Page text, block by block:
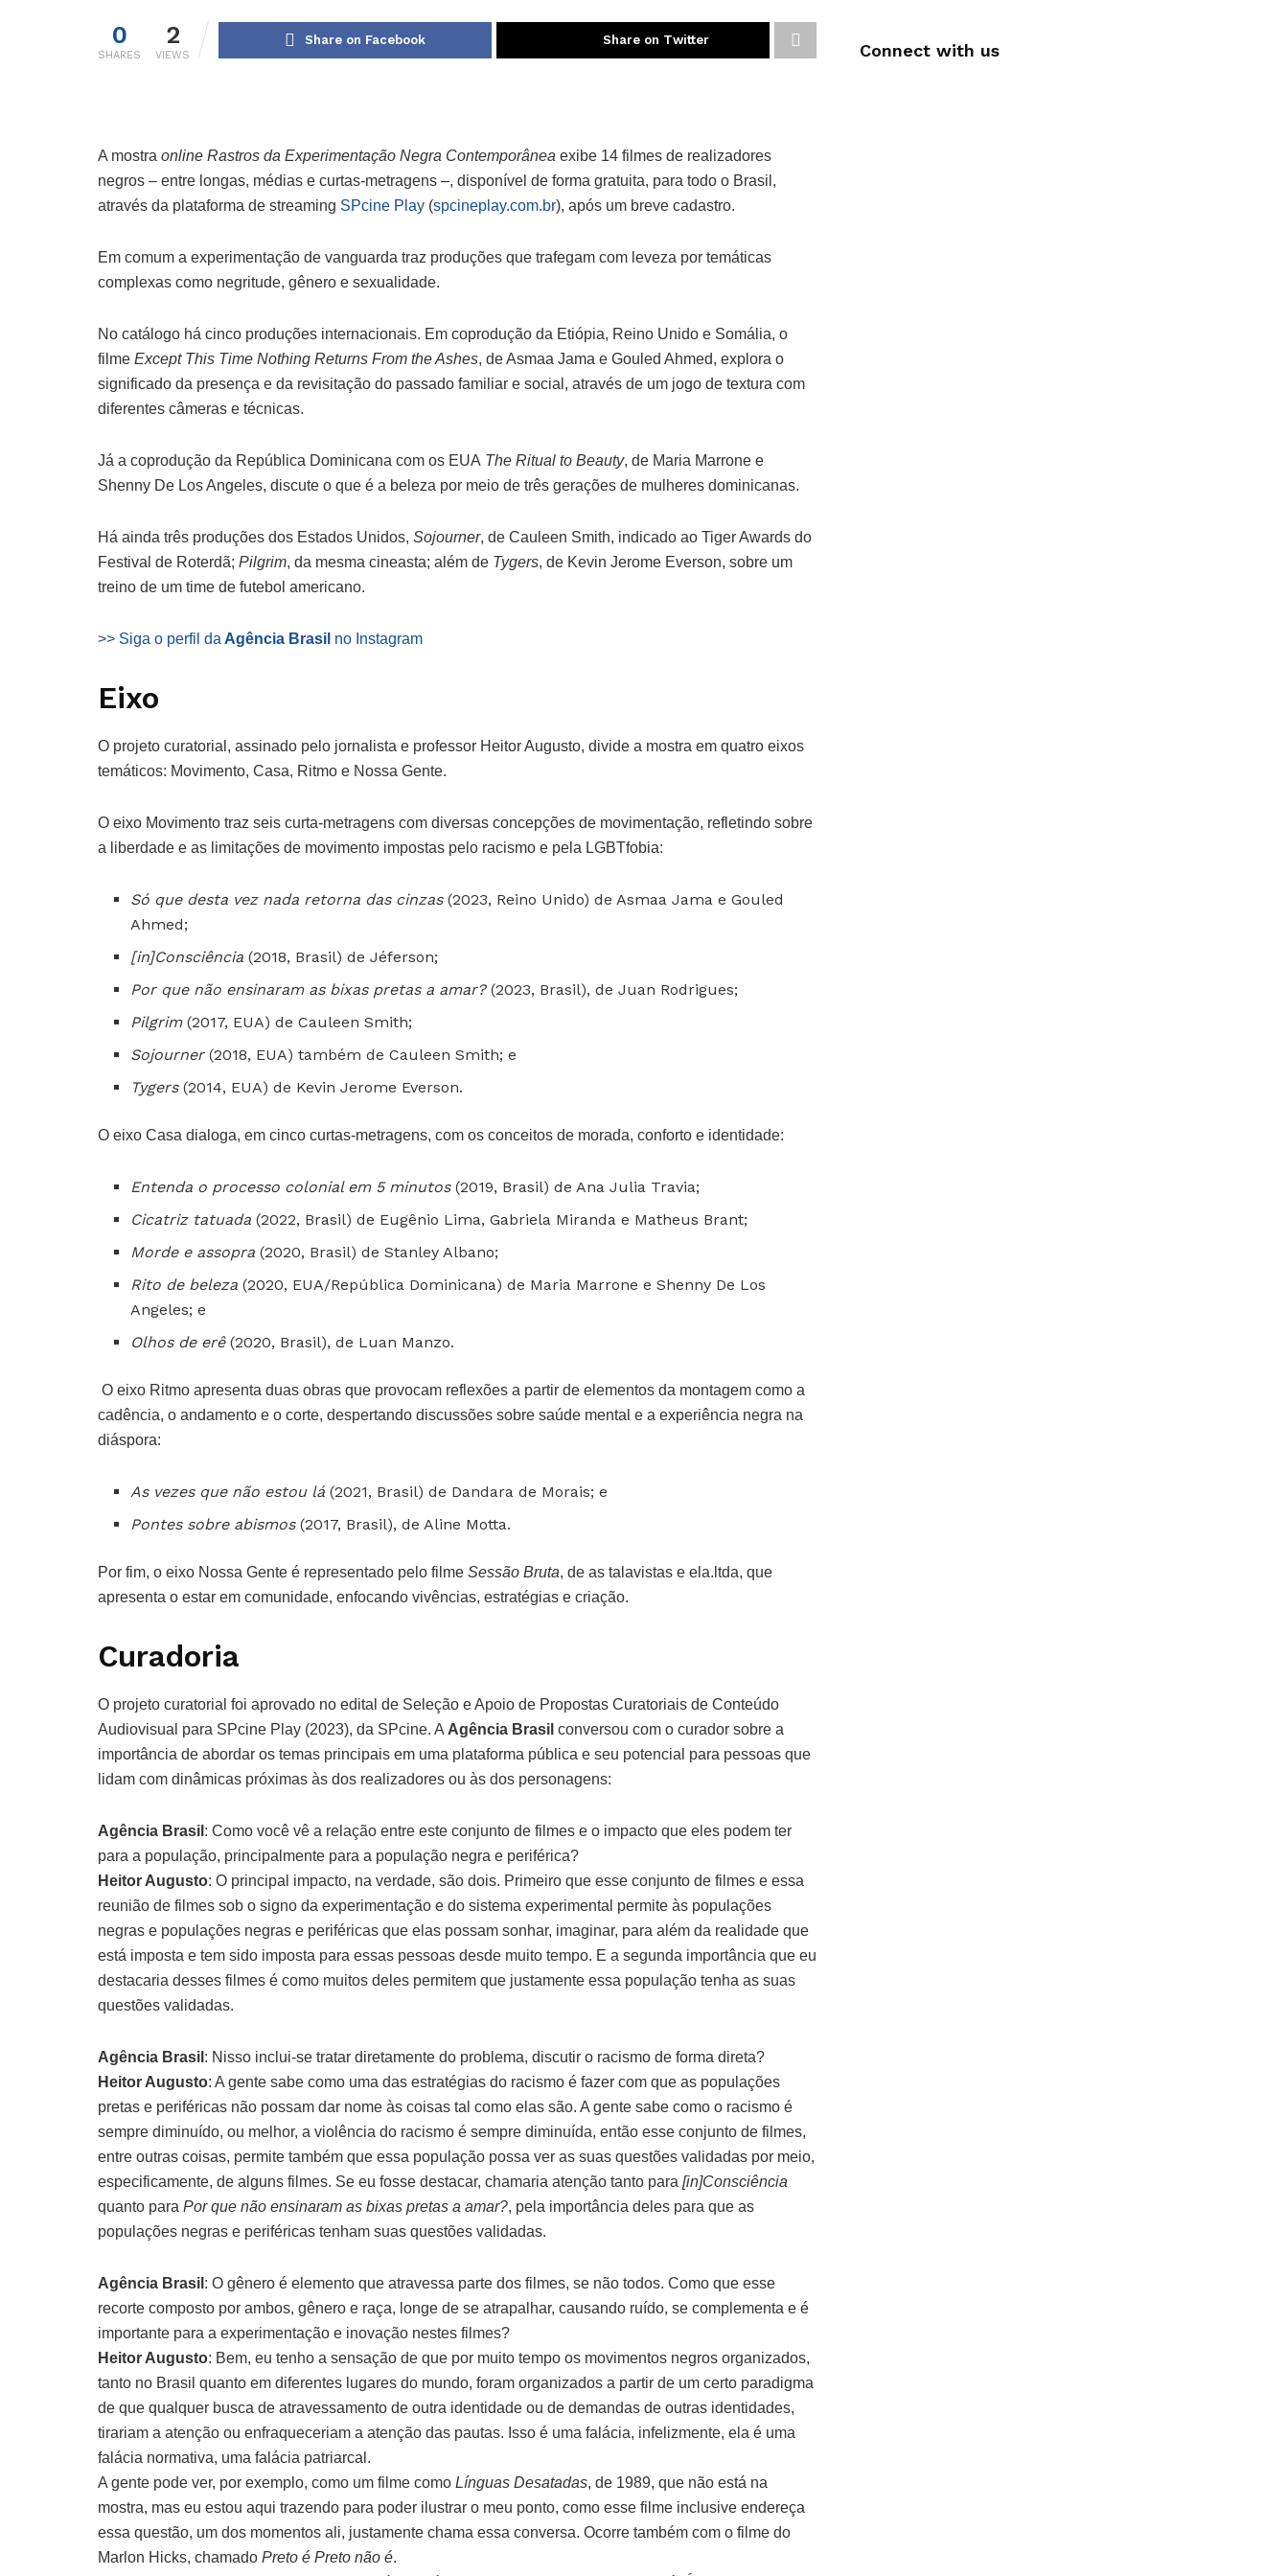
0
SHARES
2
VIEWS
Share on Facebook Share on Twitter
A mostra online Rastros da Experimentação Negra Contemporânea exibe 14 filmes de realizadores
negros – entre longas, médias e curtas-metragens –, disponível de forma gratuita, para todo o Brasil,
através da plataforma de streaming SPcine Play (spcineplay.com.br), após um breve cadastro.
Em comum a experimentação de vanguarda traz produções que trafegam com leveza por temáticas
complexas como negritude, gênero e sexualidade.
No catálogo há cinco produções internacionais. Em coprodução da Etiópia, Reino Unido e Somália, o
filme Except This Time Nothing Returns From the Ashes, de Asmaa Jama e Gouled Ahmed, explora o
significado da presença e da revisitação do passado familiar e social, através de um jogo de textura com
diferentes câmeras e técnicas.
Já a coprodução da República Dominicana com os EUA The Ritual to Beauty, de Maria Marrone e
Shenny De Los Angeles, discute o que é a beleza por meio de três gerações de mulheres dominicanas.
Há ainda três produções dos Estados Unidos, Sojourner, de Cauleen Smith, indicado ao Tiger Awards do
Festival de Roterdã; Pilgrim, da mesma cineasta; além de Tygers, de Kevin Jerome Everson, sobre um
treino de um time de futebol americano.
>> Siga o perfil da Agência Brasil no Instagram
Eixo
O projeto curatorial, assinado pelo jornalista e professor Heitor Augusto, divide a mostra em quatro eixos
temáticos: Movimento, Casa, Ritmo e Nossa Gente.
O eixo Movimento traz seis curta-metragens com diversas concepções de movimentação, refletindo sobre
a liberdade e as limitações de movimento impostas pelo racismo e pela LGBTfobia:
Só que desta vez nada retorna das cinzas(2023, Reino Unido) de Asmaa Jama e Gouled
Ahmed;
[in]Consciência (2018, Brasil) de Jéferson;
Por que não ensinaram as bixas pretas a amar?(2023, Brasil), de Juan Rodrigues;
Pilgrim(2017, EUA) de Cauleen Smith;
Sojourner(2018, EUA) também de Cauleen Smith; e
Tygers(2014, EUA) de Kevin Jerome Everson.
O eixo Casa dialoga, em cinco curtas-metragens, com os conceitos de morada, conforto e identidade:
Entenda o processo colonial em 5 minutos(2019, Brasil) de Ana Julia Travia;
Cicatriz tatuada (2022, Brasil) de Eugênio Lima, Gabriela Miranda e Matheus Brant;
Morde e assopra (2020, Brasil) de Stanley Albano;
Rito de beleza (2020, EUA/República Dominicana) de Maria Marrone e Shenny De Los
Angeles; e
Olhos de erê(2020, Brasil), de Luan Manzo.
O eixo Ritmo apresenta duas obras que provocam reflexões a partir de elementos da montagem como a
cadência, o andamento e o corte, despertando discussões sobre saúde mental e a experiência negra na
diáspora:
As vezes que não estou lá (2021, Brasil) de Dandara de Morais; e
Pontes sobre abismos(2017, Brasil), de Aline Motta.
Por fim, o eixo Nossa Gente é representado pelo filme Sessão Bruta, de as talavistas e ela.ltda, que
apresenta o estar em comunidade, enfocando vivências, estratégias e criação.
Curadoria
O projeto curatorial foi aprovado no edital de Seleção e Apoio de Propostas Curatoriais de Conteúdo
Audiovisual para SPcine Play (2023), da SPcine. A Agência Brasil conversou com o curador sobre a
importância de abordar os temas principais em uma plataforma pública e seu potencial para pessoas que
lidam com dinâmicas próximas às dos realizadores ou às dos personagens:
Agência Brasil : Como você vê a relação entre este conjunto de filmes e o impacto que eles podem ter
para a população, principalmente para a população negra e periférica?
Heitor Augusto: O principal impacto, na verdade, são dois. Primeiro que esse conjunto de filmes e essa
reunião de filmes sob o signo da experimentação e do sistema experimental permite às populações
negras e populações negras e periféricas que elas possam sonhar, imaginar, para além da realidade que
está imposta e tem sido imposta para essas pessoas desde muito tempo. E a segunda importância que eu
destacaria desses filmes é como muitos deles permitem que justamente essa população tenha as suas
questões validadas.
Agência Brasil : Nisso inclui-se tratar diretamente do problema, discutir o racismo de forma direta?
Heitor Augusto: A gente sabe como uma das estratégias do racismo é fazer com que as populações
pretas e periféricas não possam dar nome às coisas tal como elas são. A gente sabe como o racismo é
sempre diminuído, ou melhor, a violência do racismo é sempre diminuída, então esse conjunto de filmes,
entre outras coisas, permite também que essa população possa ver as suas questões validadas por meio,
especificamente, de alguns filmes. Se eu fosse destacar, chamaria atenção tanto para [in]Consciência
quanto para Por que não ensinaram as bixas pretas a amar?, pela importância deles para que as
populações negras e periféricas tenham suas questões validadas.
Agência Brasil : O gênero é elemento que atravessa parte dos filmes, se não todos. Como que esse
recorte composto por ambos, gênero e raça, longe de se atrapalhar, causando ruído, se complementa e é
importante para a experimentação e inovação nestes filmes?
Heitor Augusto: Bem, eu tenho a sensação de que por muito tempo os movimentos negros organizados,
tanto no Brasil quanto em diferentes lugares do mundo, foram organizados a partir de um certo paradigma
de que qualquer busca de atravessamento de outra identidade ou de demandas de outras identidades,
tirariam a atenção ou enfraqueceriam a atenção das pautas. Isso é uma falácia, infelizmente, ela é uma
falácia normativa, uma falácia patriarcal.
A gente pode ver, por exemplo, como um filme como Línguas Desatadas, de 1989, que não está na
mostra, mas eu estou aqui trazendo para poder ilustrar o meu ponto, como esse filme inclusive endereça
essa questão, um dos momentos ali, justamente chama essa conversa. Ocorre também com o filme do
Marlon Hicks, chamado Preto é Preto não é.
Connect with us